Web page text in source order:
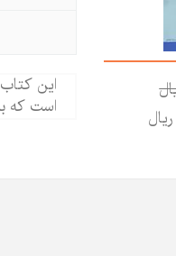
این كتاب
است كه